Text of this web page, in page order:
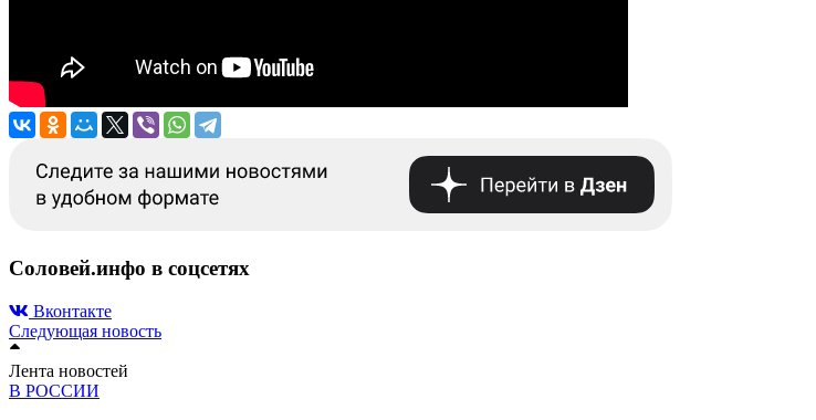
Соловей.инфо в соцсетях
Вконтакте
Следующая новость
Лента новостей
В РОССИИ